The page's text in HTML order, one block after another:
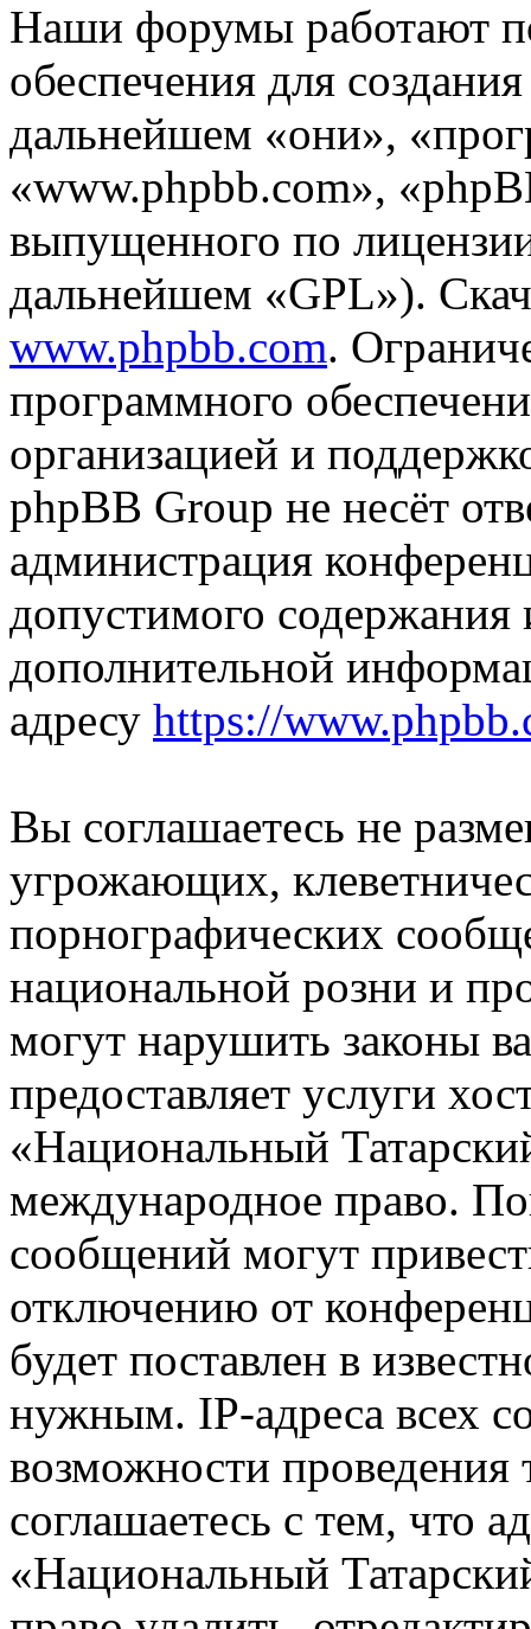
Наши форумы работают
обеспечения для
дальнейшем «они»,
«www.phpbb.com»,
выпущенного по
дальнейшем «GPL»).
www.phpbb.com.
программного
организацией и
phpBB Group не несёт
администрация
допустимого
дополнительной
адресу https://
Вы соглашаетесь не
угрожающих,
порнографических
национальной розни и
могут нарушить законы
предоставляет услуги
«Национальный
международное право.
сообщений могут
отключению от
будет поставлен в
нужным. IP-адреса всех
возможности
соглашаетесь с тем, что
«Национальный